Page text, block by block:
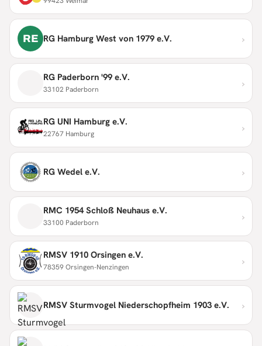
RE RG Hamburg West von 1979 e.V. ›
RG Paderborn '99 e.V.
33102 Paderborn ›
RG UNI Hamburg e.V.
22767 Hamburg ›
RG Wedel e.V. ›
RMC 1954 Schloß Neuhaus e.V.
33100 Paderborn ›
RMSV 1910 Orsingen e.V.
78359 Orsingen-Nenzingen ›
RMSV Sturmvogel Niederschopfheim 1903 e.V. ›